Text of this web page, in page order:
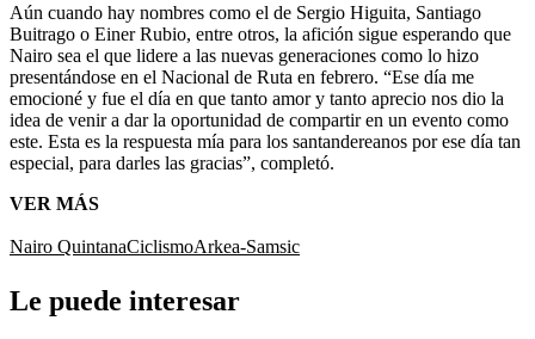
Aún cuando hay nombres como el de Sergio Higuita, Santiago
Buitrago o Einer Rubio, entre otros, la afición sigue esperando que
Nairo sea el que lidere a las nuevas generaciones como lo hizo
presentándose en el Nacional de Ruta en febrero. “Ese día me
emocioné y fue el día en que tanto amor y tanto aprecio nos dio la
idea de venir a dar la oportunidad de compartir en un evento como
este. Esta es la respuesta mía para los santandereanos por ese día tan
especial, para darles las gracias”, completó.
VER MÁS
Nairo QuintanaCiclismoArkea-Samsic
Le puede interesar